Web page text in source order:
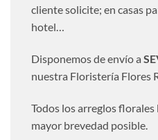
cliente solicite; en casas
hotel…
Disponemos de envío a
nuestra Floristería Flores
Todos los arreglos florales
mayor brevedad posible.